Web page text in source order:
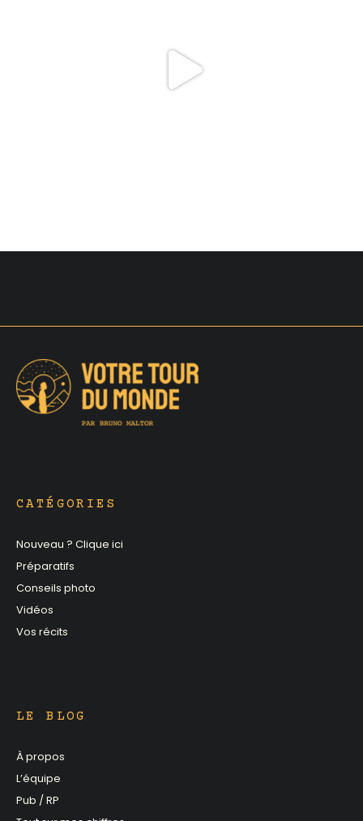
CATÉGORIES
Nouveau ? Clique ici
Préparatifs
Conseils photo
Vidéos
Vos récits
LE BLOG
À propos
L’équipe
Pub / RP